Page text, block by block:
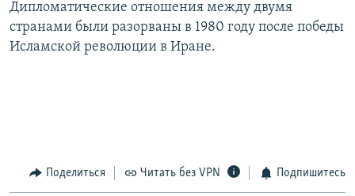
Все сайты РСЕ/РС
Дипломатические отношения между двумя
странами были разорваны в 1980 году после победы
Исламской революции в Иране.
Поделиться Читать без VPN Подпишитесь